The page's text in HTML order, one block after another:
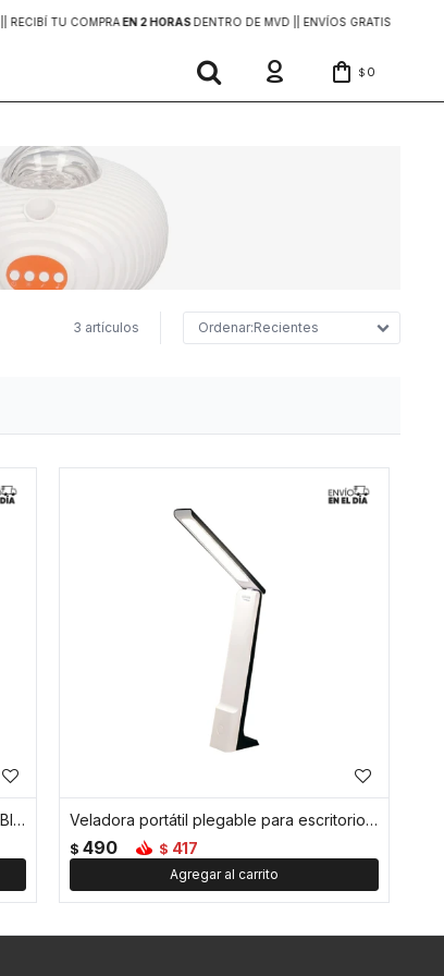
| RECIBÍ TU COMPRAEN 2 HORASDENTRO DE MVD | | ENVÍOS GRATIS
$ 0
3 artículos Recientes
Lámpara de lectura portátil con pinza - Blanco Veladora portátil plegable para escritorio - Blanco
$ 490 $ 417